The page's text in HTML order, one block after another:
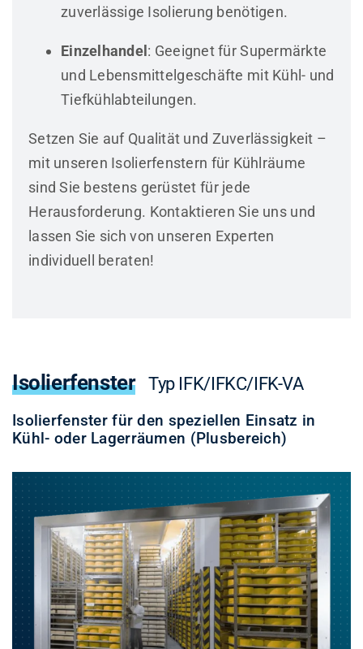
zuverlässige Isolierung benötigen.
Einzelhandel: Geeignet für Supermärkte
und Lebensmittelgeschäfte mit Kühl- und
Tiefkühlabteilungen.
Setzen Sie auf Qualität und Zuverlässigkeit –
mit unseren Isolierfenstern für Kühlräume
sind Sie bestens gerüstet für jede
Herausforderung. Kontaktieren Sie uns und
lassen Sie sich von unseren Experten
individuell beraten!
Isolierfenster Typ IFK/IFKC/IFK-VA
Isolierfenster für den speziellen Einsatz in
Kühl- oder Lagerräumen (Plusbereich)